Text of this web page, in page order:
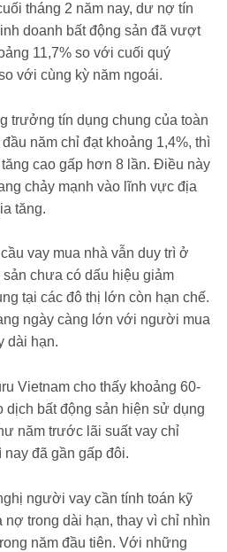
tháng 2 năm nay, dư nợ tín
doanh bất động sản đã vượt
11,7% so với cuối quý
với cùng kỳ năm ngoái.
trưởng tín dụng chung của toàn
năm chỉ đạt khoảng 1,4%, thì
cao gấp hơn 8 lần. Điều này
chảy mạnh vào lĩnh vực địa
tăng.
vay mua nhà vẫn duy trì ở
chưa có dấu hiệu giảm
tại các đô thị lớn còn hạn chế.
ngày càng lớn với người mua
dài hạn.
Vietnam cho thấy khoảng 60-
bất động sản hiện sử dụng
năm trước lãi suất vay chỉ
đã gần gấp đôi.
người vay cần tính toán kỹ
nợ trong dài hạn, thay vì chỉ nhìn
năm đầu tiên. Với những